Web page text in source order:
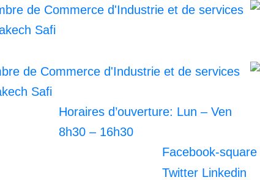
Horaires d’ouverture: Lun – Ven
8h30 – 16h30
Facebook-square
Twitter Linkedin